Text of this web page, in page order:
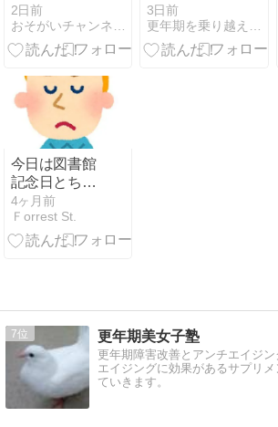
ば、子どもの
頃からそうだ
った
2日前
おそがいチャンネル 〜あらあら主婦の絵日記帳〜
私、、当たり
前の事が出来
ない私、、苦
3日前
更年期を乗り越えて自分らしく生きる【大人女子の駆け込み寺】
今日は図書館
記念日とちょ
っとした愚痴
4ヶ月前
Ｆorrest St.
7 更年期美女子塾
更年期障害改善とアンチエイジ
エイジングに効果があるサプリ
ていきます。